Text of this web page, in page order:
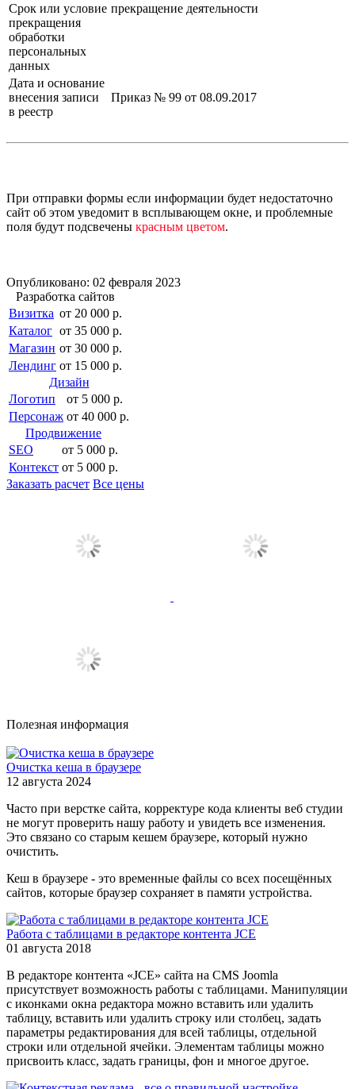
Срок или условие
прекращения
обработки
персональных
данных
прекращение деятельности
Дата и основание
внесения записи
в реестр
Приказ № 99 от 08.09.2017
При отправки формы если информации будет недостаточно
сайт об этом уведомит в всплывающем окне, и проблемные
поля будут подсвечены красным цветом.
Опубликовано: 02 февраля 2023
Разработка сайтов
Визитка от 20 000 р.
Каталог от 35 000 р.
Магазин от 30 000 р.
Лендинг от 15 000 р.
Дизайн
Логотип
от 5 000 р.
Персонаж от 40 000 р.
Продвижение
SEO
от 5 000 р.
Контекст от 5 000 р.
Заказать расчет Все цены
Полезная информация
Очистка кеша в браузере
12 августа 2024
Часто при верстке сайта, корректуре кода клиенты веб студии
не могут проверить нашу работу и увидеть все изменения.
Это связано со старым кешем браузере, который нужно
очистить.
Кеш в браузере - это временные файлы со всех посещённых
сайтов, которые браузер сохраняет в памяти устройства.
Работа с таблицами в редакторе контента JCE
01 августа 2018
В редакторе контента «JCE» сайта на CMS Joomla
присутствует возможность работы с таблицами. Манипуляции
с иконками окна редактора можно вставить или удалить
таблицу, вставить или удалить строку или столбец, задать
параметры редактирования для всей таблицы, отдельной
строки или отдельной ячейки. Элементам таблицы можно
присвоить класс, задать границы, фон и многое другое.